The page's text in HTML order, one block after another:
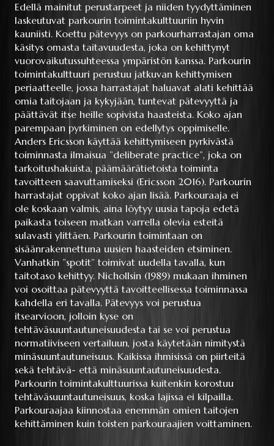
Edellä mainitut perustarpeet ja niiden tyydyttäminen
laskeutuvat parkourin toimintakulttuuriin hyvin
kauniisti. Koettu pätevyys on parkourharrastajan oma
käsitys omasta taitavuudesta, joka on kehittynyt
vuorovaikutussuhteessa ympäristön kanssa. Parkourin
toimintakulttuuri perustuu jatkuvan kehittymisen
periaatteelle, jossa harrastajat haluavat alati kehittää
omia taitojaan ja kykyjään, tuntevat pätevyyttä ja
päättävät itse heille sopivista haasteista. Koko ajan
parempaan pyrkiminen on edellytys oppimiselle.
Anders Ericsson käyttää kehittymiseen pyrkivästä
toiminnasta ilmaisua ”deliberate practice”, joka on
tarkoitushakuista, päämäärätietoista toiminta
tavoitteen saavuttamiseksi (Ericsson 2016). Parkourin
harrastajat oppivat koko ajan lisää. Parkouraaja ei
ole koskaan valmis, aina löytyy uusia tapoja edetä
paikasta toiseen matkan varrella olevia esteitä
sulavasti ylittäen. Parkourin toimintaan on
sisäänrakennettuna uusien haasteiden etsiminen.
Vanhatkin ”spotit” toimivat uudella tavalla, kun
taitotaso kehittyy. Nichollsin (1989) mukaan ihminen
voi osoittaa pätevyyttä tavoitteellisessa toiminnassa
kahdella eri tavalla. Pätevyys voi perustua
itsearvioon, jolloin kyse on
tehtäväsuuntautuneisuudesta tai se voi perustua
normatiiviseen vertailuun, josta käytetään nimitystä
minäsuuntautuneisuus. Kaikissa ihmisissä on piirteitä
sekä tehtävä- että minäsuuntautuneisuudesta.
Parkourin toimintakulttuurissa kuitenkin korostuu
tehtäväsuuntautuneisuus, koska lajissa ei kilpailla.
Parkouraajaa kiinnostaa enemmän omien taitojen
kehittäminen kuin toisten parkouraajien voittaminen.